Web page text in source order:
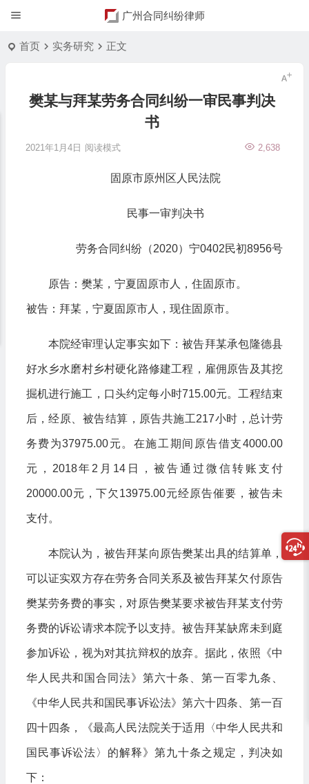
广州合同纠纷律师
首页 实务研究 正文
樊某与拜某劳务合同纠纷一审民事判决
书
2021年1月4日 2,638
阅读模式
固原市原州区人民法院
民事一审判决书
劳务合同纠纷（2020）宁0402民初8956号
原告：樊某，宁夏固原市人，住固原市。
被告：拜某，宁夏固原市人，现住固原市。
本院经审理认定事实如下：被告拜某承包隆德县
好水乡水磨村乡村硬化路修建工程，雇佣原告及其挖
掘机进行施工，口头约定每小时715.00元。工程结束
后，经原、被告结算，原告共施工217小时，总计劳
务费为37975.00元。在施工期间原告借支4000.00
元，2018年2月14日，被告通过微信转账支付
20000.00元，下欠13975.00元经原告催要，被告未
支付。
本院认为，被告拜某向原告樊某出具的结算单，
可以证实双方存在劳务合同关系及被告拜某欠付原告
樊某劳务费的事实，对原告樊某要求被告拜某支付劳
务费的诉讼请求本院予以支持。被告拜某缺席未到庭
参加诉讼，视为对其抗辩权的放弃。据此，依照《中
华人民共和国合同法》第六十条、第一百零九条、
《中华人民共和国民事诉讼法》第六十四条、第一百
四十四条，《最高人民法院关于适用〈中华人民共和
国民事诉讼法〉的解释》第九十条之规定，判决如
下：